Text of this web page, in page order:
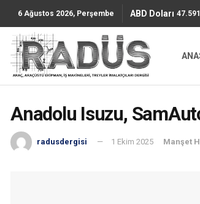
6 Ağustos 2026, Perşembe ABD Doları 47.5911
Anadolu Isuzu,
radusdergisi 1 Ekim 2025 Manşet